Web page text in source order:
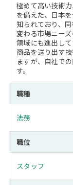
極めて高い技術
を備えた、日本
知られており、
変わる市場ニー
領域にも進出し
商品を送り出す
ますが、自社で
す。
職種
法務
職位
スタッフ